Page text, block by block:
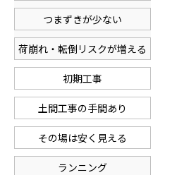
つまずきが少ない
荷崩れ・転倒リスクが増える
初期工事
土間工事の手間あり
その場は安く見える
ランニング